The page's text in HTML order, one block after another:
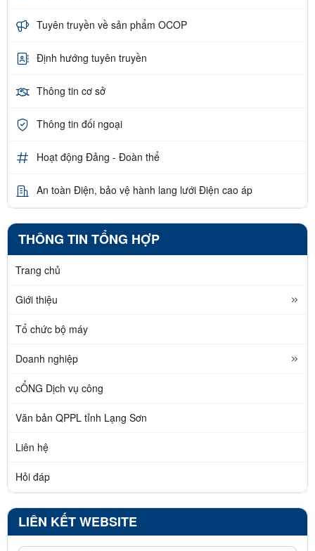
Tuyên truyền về sản phẩm OCOP
Định hướng tuyên truyền
Thông tin cơ sở
Thông tin đối ngoại
Hoạt động Đảng - Đoàn thể
An toàn Điện, bảo vệ hành lang lưới Điện cao áp
THÔNG TIN TỔNG HỢP
Trang chủ
Giới thiệu
Tổ chức bộ máy
Doanh nghiệp
cỔNG Dịch vụ công
Văn bản QPPL tỉnh Lạng Sơn
Liên hệ
Hỏi đáp
LIÊN KẾT WEBSITE